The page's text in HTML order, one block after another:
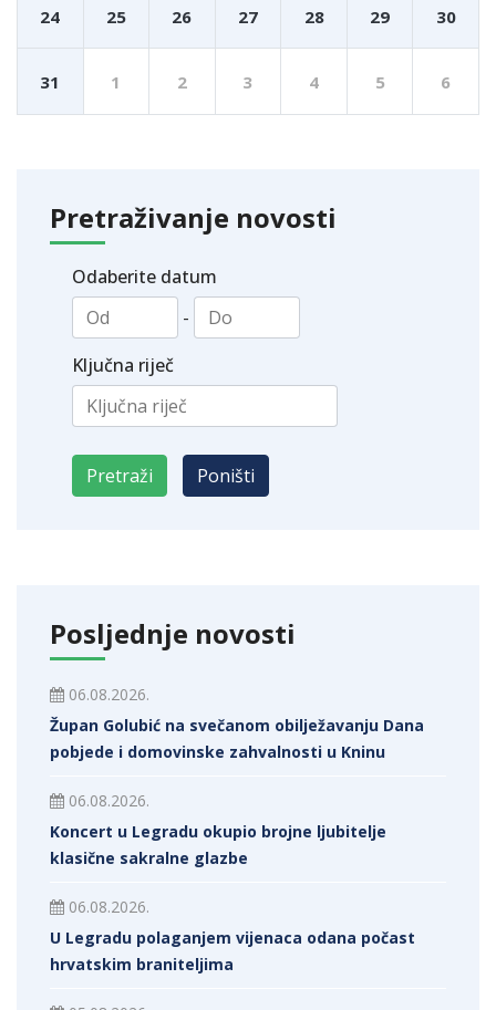
24 25 26 27 28 29 30
31 1 2 3 4 5 6
Pretraživanje novosti
Odaberite datum
-
Ključna riječ
Posljednje novosti
06.08.2026.
Župan Golubić na svečanom obilježavanju Dana
pobjede i domovinske zahvalnosti u Kninu
06.08.2026.
Koncert u Legradu okupio brojne ljubitelje
klasične sakralne glazbe
06.08.2026.
U Legradu polaganjem vijenaca odana počast
hrvatskim braniteljima